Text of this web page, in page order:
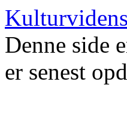
Denne side
er senest